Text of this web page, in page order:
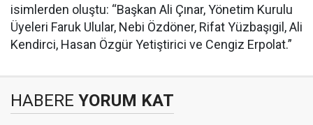
isimlerden oluştu: “Başkan Ali Çınar, Yönetim Kurulu
Üyeleri Faruk Ulular, Nebi Özdöner, Rifat Yüzbaşıgil, Ali
Kendirci, Hasan Özgür Yetiştirici ve Cengiz Erpolat.”
HABERE YORUM KAT